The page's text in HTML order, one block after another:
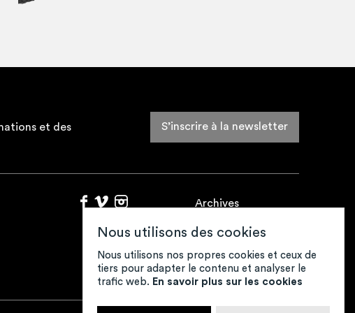
au CESMD de Poitou-
et des
S’inscrire à la newsletter
Archives
Contacts
Mentions légales
Crédits
Nous utilisons des cookies
Nous utilisons nos propres cookies et ceux de
tiers pour adapter le contenu et analyser le
trafic web. En savoir plus sur les cookies